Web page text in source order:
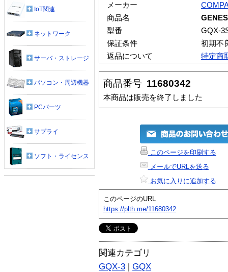
メーカー
商品名
型番
GQX-
保証条件
初期不
返品について
特定商
商品番号 11680342
本商品は販売を終了しました
このページを印刷する
メールでURLを送る
お気に入りに追加する
このページのURL
https://plth.me/11680342
関連カテゴリ
GQX-3 | GQX
IoT関連
ネットワーク
サーバ・ストレージ
パソコン・周辺機器
PCパーツ
サプライ
ソフト・ライセンス